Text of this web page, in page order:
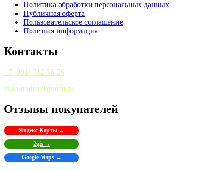
Политика обработки персональных данных
Публичная оферта
Пользовательское соглашение
Полезная информация
Контакты
+7 (981) 712-56-26
vkus-traditsyi@mail.ru
Отзывы покупателей
Яндекс Карты →
2gis →
Google Maps →